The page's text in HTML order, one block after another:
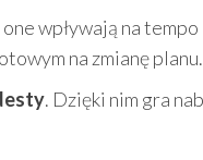
one wpływają na tempo
na zmianę planu.
. Dzięki nim gra